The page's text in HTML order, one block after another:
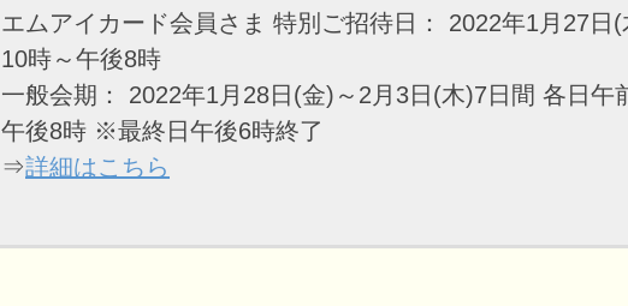
エムアイカード会員さま 特別ご招待日： 2022年1月27日
10時～午後8時
一般会期： 2022年1月28日(金)～2月3日(木)7日間 各日午
午後8時 ※最終日午後6時終了
⇒詳細はこちら